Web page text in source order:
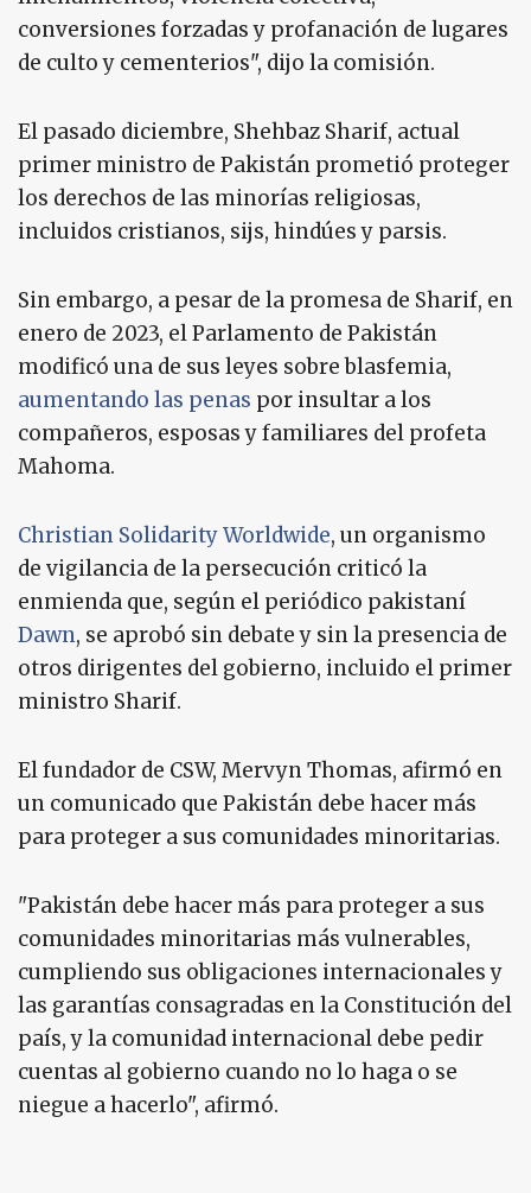
conversiones forzadas y profanación de lugares
de culto y cementerios", dijo la comisión.
El pasado diciembre, Shehbaz Sharif, actual
primer ministro de Pakistán prometió proteger
los derechos de las minorías religiosas,
incluidos cristianos, sijs, hindúes y parsis.
Sin embargo, a pesar de la promesa de Sharif, en
enero de 2023, el Parlamento de Pakistán
modificó una de sus leyes sobre blasfemia,
aumentando las penas por insultar a los
compañeros, esposas y familiares del profeta
Mahoma.
Christian Solidarity Worldwide, un organismo
de vigilancia de la persecución criticó la
enmienda que, según el periódico pakistaní
Dawn, se aprobó sin debate y sin la presencia de
otros dirigentes del gobierno, incluido el primer
ministro Sharif.
El fundador de CSW, Mervyn Thomas, afirmó en
un comunicado que Pakistán debe hacer más
para proteger a sus comunidades minoritarias.
"Pakistán debe hacer más para proteger a sus
comunidades minoritarias más vulnerables,
cumpliendo sus obligaciones internacionales y
las garantías consagradas en la Constitución del
país, y la comunidad internacional debe pedir
cuentas al gobierno cuando no lo haga o se
niegue a hacerlo", afirmó.